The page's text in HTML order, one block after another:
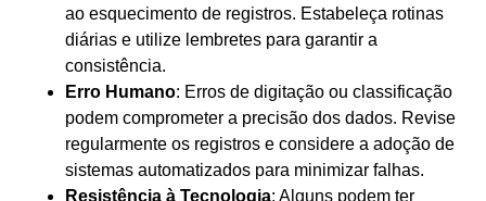
ao esquecimento de registros. Estabeleça rotinas
diárias e utilize lembretes para garantir a
consistência.
Erro Humano: Erros de digitação ou classificação
podem comprometer a precisão dos dados. Revise
regularmente os registros e considere a adoção de
sistemas automatizados para minimizar falhas.
Resistência à Tecnologia: Alguns podem ter